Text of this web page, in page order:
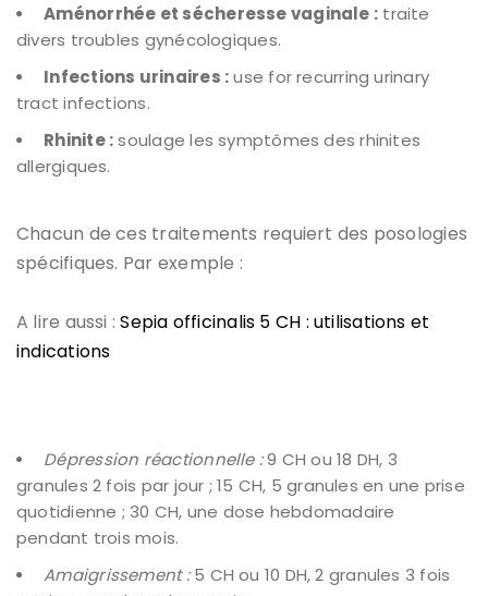
Aménorrhée et sécheresse vaginale : traite
divers troubles gynécologiques.
Infections urinaires :use for recurring urinary
tract infections.
Rhinite :soulage les symptômes des rhinites
allergiques.
Chacun de ces traitements requiert des posologies
spécifiques. Par exemple :
A lire aussi :Sepia officinalis 5 CH : utilisations et
indications
Dépression réactionnelle :9 CH ou 18 DH, 3
granules 2 fois par jour ; 15 CH, 5 granules en une prise
quotidienne ; 30 CH, une dose hebdomadaire
pendant trois mois.
Amaigrissement :5 CH ou 10 DH, 2 granules 3 fois